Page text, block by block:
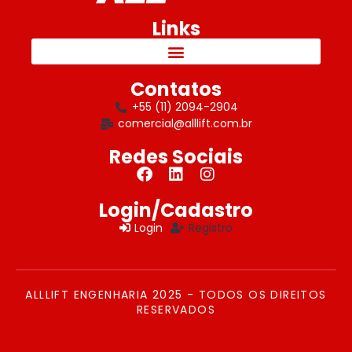
Links
Contatos
+55 (11) 2094-2904
comercial@alllift.com.br
Redes Sociais
Login/Cadastro
Login Registro
ALLLIFT ENGENHARIA 2025 - TODOS OS DIREITOS
RESERVADOS